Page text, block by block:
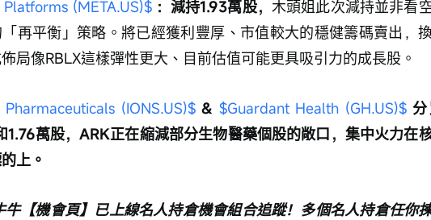
(META.US)$ ：減持1.93萬股， 木頭姐此次減持並非看
再平衡」策略。將已經獲利豐厚、市值較大的穩健籌碼賣出，
局像RBLX這樣彈性更大、目前估值可能更具吸引力的成長股。
Pharmaceuticals (IONS.US)$ & $Guardant Health (GH.US)$
1.76萬股，ARK正在縮減部分生物醫藥個股的敞口，集中火力在
上。
牛【機會頁】已上線名人持倉機會組合追蹤！多個名人持倉任你